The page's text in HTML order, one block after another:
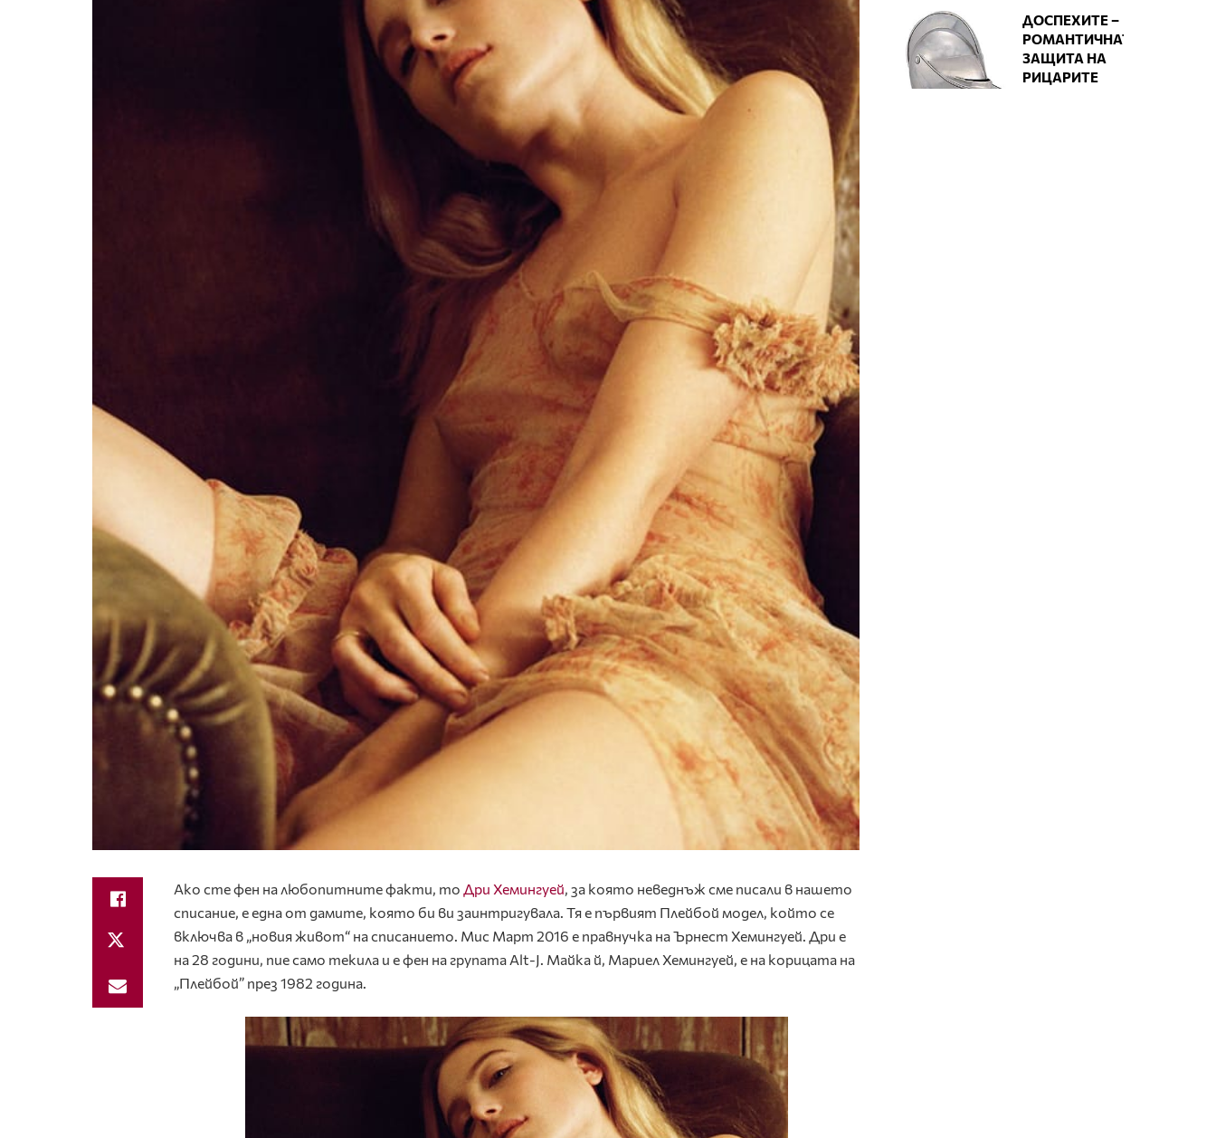
Ако сте фен на любопитните факти, то Дри Хемингуей, за която неведнъж сме писали в нашето
списание, е една от дамите, която би ви заинтригувала. Тя е първият Плейбой модел, който се
включва в „новия живот“ на списанието. Мис Март 2016 е правнучка на Ърнест Хемингуей. Дри е
на 28 години, пие само текила и е фен на групата Alt-J. Майка й, Мариел Хемингуей, е на корицата на
„Плейбой” през 1982 година.
ДОСПЕХИТЕ –
РОМАНТИЧНАТА
ЗАЩИТА НА
РИЦАРИТЕ